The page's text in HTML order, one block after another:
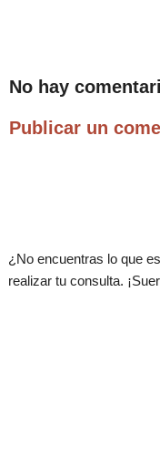
No hay
Publicar un
¿No encuentras lo que
realizar tu consulta.